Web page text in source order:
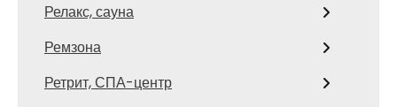
Релакс, сауна
Ремзона
Ретрит, СПА-центр